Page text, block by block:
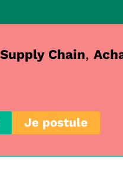
Supply Chain,
Je postule